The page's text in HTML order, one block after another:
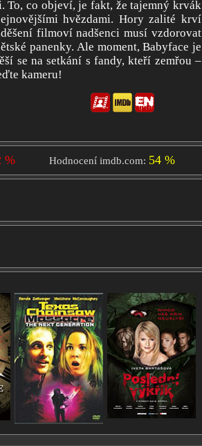
To, co objeví, je fakt, že tajemný krvák
hvězdami. Hory zalité krví
filmoví nadšenci musí vzdorovat
panenky. Ale moment, Babyface je
se na setkání s fandy, kteří zemřou –
kameru!
% Hodnocení imdb.com: 54 %